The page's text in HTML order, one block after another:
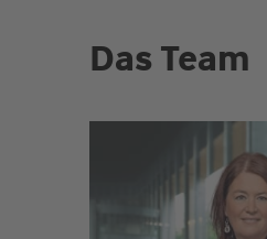
Das Team